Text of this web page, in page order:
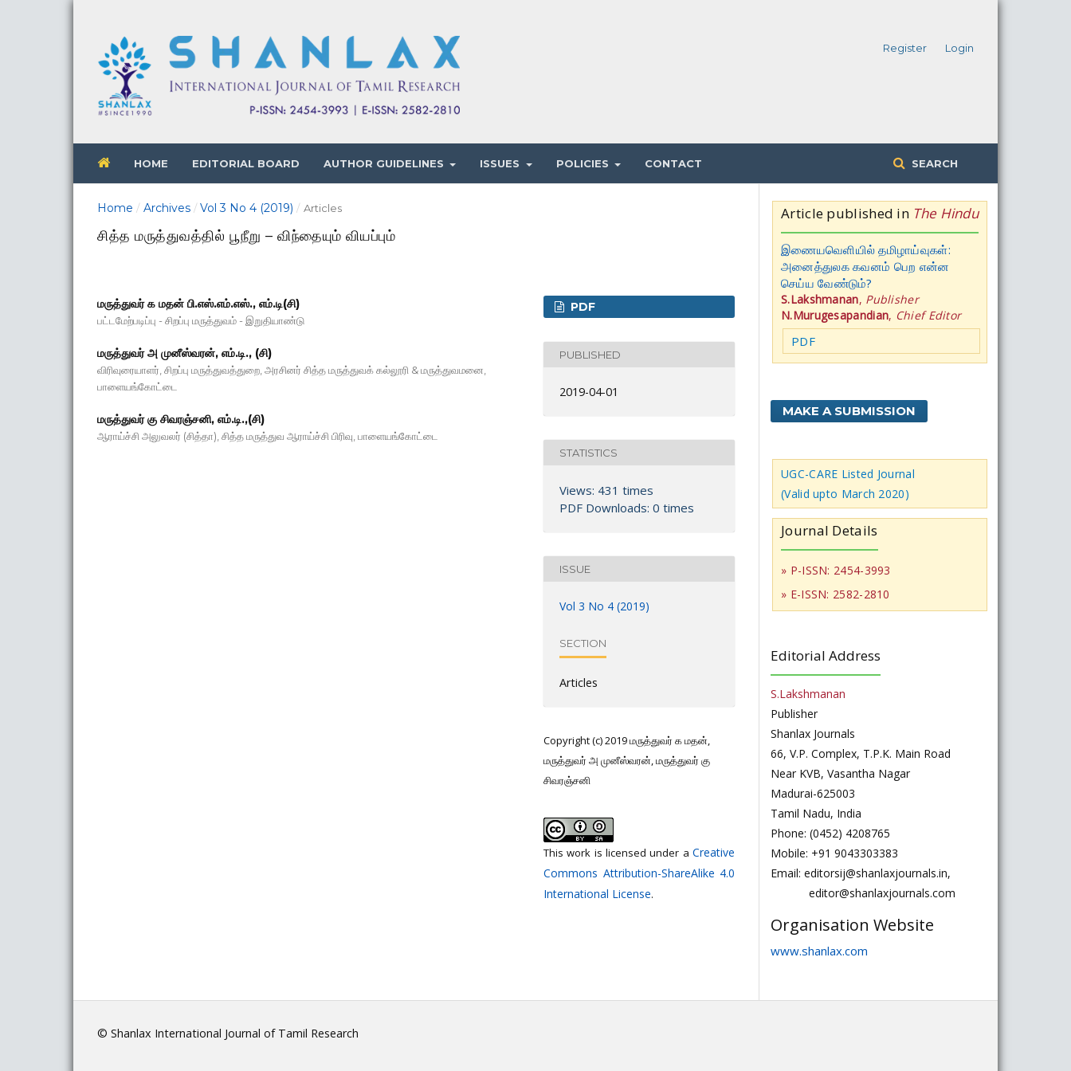
HOME EDITORIAL BOARD AUTHOR GUIDELINES ISSUES POLICIES CONTACT SEARCH
Register Login
Home / Archives / Vol 3 No 4 (2019) / Articles
சித்த மருத்துவத்தில் பூநீறு – விந்தையும் வியப்பும்
மருத்துவர் க மதன் பி.எஸ்.எம்.எஸ்., எம்.டி(சி)
பட்டமேற்படிப்பு - சிறப்பு மருத்துவம் - இறுதியாண்டு
மருத்துவர் அ முனீஸ்வரன், எம்.டி., (சி)
விரிவுரையாளர், சிறப்பு மருத்துவத்துறை, அரசினர் சித்த மருத்துவக் கல்லூரி & மருத்துவமனை,
பாளையங்கோட்டை
மருத்துவர் கு சிவரஞ்சனி, எம்.டி.,(சி)
ஆராய்ச்சி அலுவலர் (சித்தா), சித்த மருத்துவ ஆராய்ச்சி பிரிவு, பாளையங்கோட்டை
PDF
PUBLISHED
2019-04-01
STATISTICS
Views: 431 times
PDF Downloads: 0 times
ISSUE
Vol 3 No 4 (2019)
SECTION
Articles
Copyright (c) 2019 மருத்துவர் க மதன்,
மருத்துவர் அ முனீஸ்வரன், மருத்துவர் கு
சிவரஞ்சனி
This work is licensed under a Creative
Commons Attribution-ShareAlike 4.0
International License.
Article published in The Hindu
இணையவெளியில் தமிழாய்வுகள்:
அனைத்துலக கவனம் பெற என்ன
செய்ய வேண்டும்?
S.Lakshmanan, Publisher
N.Murugesapandian, Chief Editor
PDF
MAKE A SUBMISSION
UGC-CARE Listed Journal
(Valid upto March 2020)
Journal Details
» P-ISSN: 2454-3993
» E-ISSN: 2582-2810
Editorial Address
S.Lakshmanan
Publisher
Shanlax Journals
66, V.P. Complex, T.P.K. Main Road
Near KVB, Vasantha Nagar
Madurai-625003
Tamil Nadu, India
Phone: (0452) 4208765
Mobile: +91 9043303383
Email: editorsij@shanlaxjournals.in,
editor@shanlaxjournals.com
Organisation Website
www.shanlax.com
© Shanlax International Journal of Tamil Research